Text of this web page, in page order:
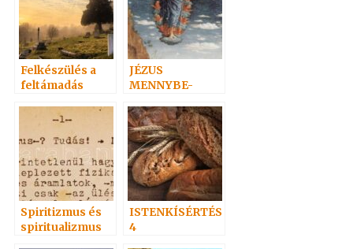
Felkészülés a
feltámadás
Adai közlemény
JÉZUS
MENNYBE-
Spiritizmus és
spiritualizmus
ISTENKÍSÉRTÉS
4